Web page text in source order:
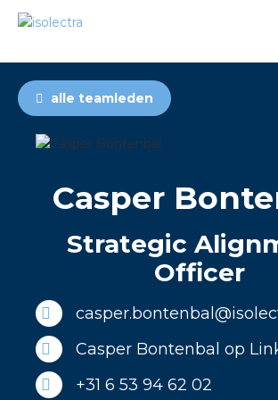
alle teamleden
Casper
Strategic
Officer
Casper Bontenbal op
+31 6 53 94 62 02